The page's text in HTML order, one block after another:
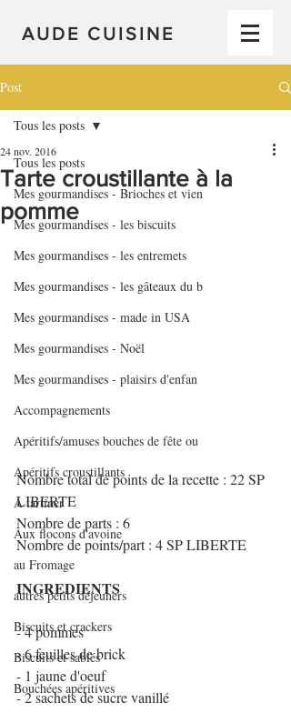
AUDE CUISINE
Post
Tous les posts
Mes gourmandises - Brioches et vien
Mes gourmandises - les biscuits
Mes gourmandises - les entremets
Mes gourmandises - les gâteaux du b
Mes gourmandises - made in USA
Mes gourmandises - Noël
Mes gourmandises - plaisirs d'enfan
Accompagnements
Apéritifs/amuses bouches de fête ou
Apéritifs croustillants
A tartiner
Aux flocons d'avoine
au Fromage
autres petits déjeuners
Biscuits et crackers
Biscuits et sablés
Bouchées apéritives
Tous les posts
Tarte croustillante à la
pomme
24 nov. 2016
Nombre total de points de la recette : 22 SP
LIBERTE
Nombre de parts : 6
Nombre de points/part : 4 SP LIBERTE
INGREDIENTS
- 4 pommes
- 6 feuilles de brick
- 1 jaune d'oeuf
- 2 sachets de sucre vanillé